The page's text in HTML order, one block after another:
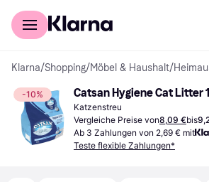
Für Shopper
Klarna/Shopping/Möbel & Haushalt/
-10% Catsan Hygiene Cat Litter
Katzenstreu
Vergleiche Preise von8,09 €bis
Ab 3 Zahlungen von 2,69 € mit
Teste flexible Zahlungen*